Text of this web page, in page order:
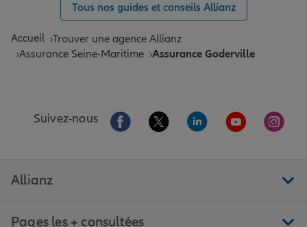
Tous nos guides et conseils Allianz
Accueil Trouver une agence Allianz
Assurance Seine-Maritime Assurance Goderville
Suivez-nous Aller sur la page Facebook de Allianz
Aller sur la page Twitter de
Aller sur la page
Aller sur la
Aller
Allianz
Pages les + consultées